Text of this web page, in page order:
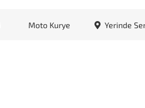
Moto Kurye Yerinde